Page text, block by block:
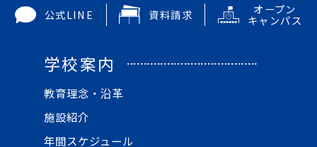
公式LINE 資料請求 オープン
キャンパス
学校案内
教育理念・沿革
施設紹介
年間スケジュール